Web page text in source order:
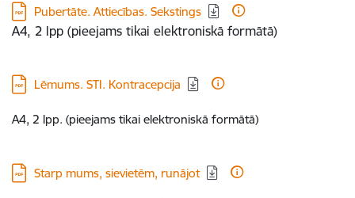
Lejupielādēt:
Pubertāte. Attiecības. Sekstings
A4, 2 lpp (pieejams tikai elektroniskā formātā)
Lejupielādēt:
Lēmums. STI. Kontracepcija
A4, 2 lpp. (pieejams tikai elektroniskā formātā)
Lejupielādēt:
Starp mums, sievietēm, runājot